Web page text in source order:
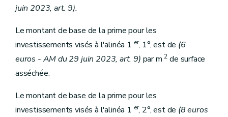
juin 2023, art. 9).
Le montant de base de la prime pour les
investissements visés à l'alinéa 1 er, 1°, est de (6
euros - AM du 29 juin 2023, art. 9) par m 2 de surface
asséchée.
Le montant de base de la prime pour les
investissements visés à l'alinéa 1 er, 2°, est de (8 euros